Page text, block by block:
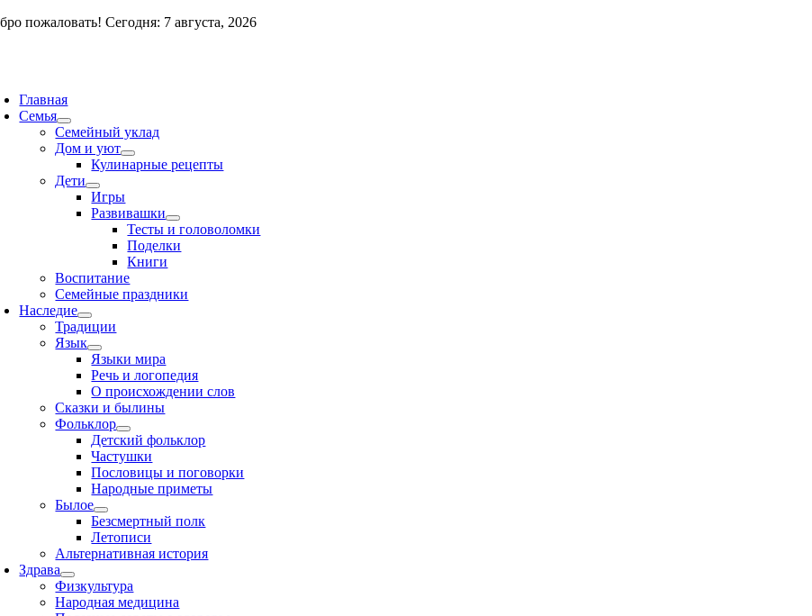
Skipпожаловать! Сегодня: 7 августа, 2026
Главная
Семья
Семейный уклад
Дом и уют
Кулинарные рецепты
Дети
Игры
Развивашки
Тесты и головоломки
Поделки
Книги
Воспитание
Семейные праздники
Наследие
Традиции
Язык
Языки мира
Речь и логопедия
О происхождении слов
Сказки и былины
Фольклор
Детский фольклор
Частушки
Пословицы и поговорки
Народные приметы
Былое
Безсмертный полк
Летописи
Альтернативная история
Здрава
Физкультура
Народная медицина